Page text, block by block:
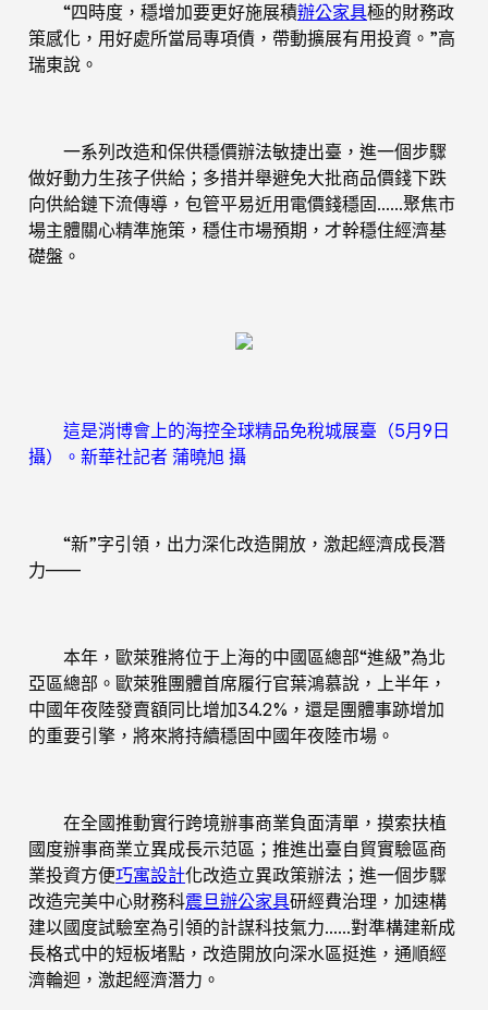
“四時度，穩增加要更好施展積辦公家具極的財務政
策感化，用好處所當局專項債，帶動擴展有用投資。”高
瑞東說。
一系列改造和保供穩價辦法敏捷出臺，進一個步驟
做好動力生孩子供給；多措并舉避免大批商品價錢下跌
向供給鏈下流傳導，包管平易近用電價錢穩固……聚焦市
場主體關心精準施策，穩住市場預期，才幹穩住經濟基
礎盤。
這是消博會上的海控全球精品免稅城展臺（5月9日
攝）。新華社記者 蒲曉旭 攝
“新”字引領，出力深化改造開放，激起經濟成長潛
力——
本年，歐萊雅將位于上海的中國區總部“進級”為北
亞區總部。歐萊雅團體首席履行官葉鴻慕說，上半年，
中國年夜陸發賣額同比增加34.2%，還是團體事跡增加
的重要引擎，將來將持續穩固中國年夜陸市場。
在全國推動實行跨境辦事商業負面清單，摸索扶植
國度辦事商業立異成長示范區；推進出臺自貿實驗區商
業投資方便巧寓設計化改造立異政策辦法；進一個步驟
改造完美中心財務科震旦辦公家具研經費治理，加速構
建以國度試驗室為引領的計謀科技氣力……對準構建新成
長格式中的短板堵點，改造開放向深水區挺進，通順經
濟輪迴，激起經濟潛力。